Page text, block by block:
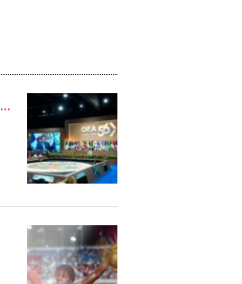
ORGANIZACIÓN DE ESTADOS AMERICANOS (OEA)